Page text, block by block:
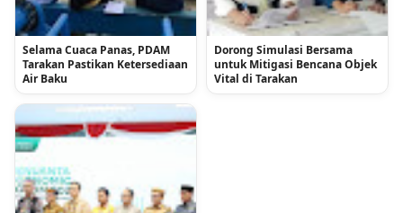
Selama Cuaca Panas, PDAM
Tarakan Pastikan Ketersediaan
Air Baku
Dorong Simulasi Bersama
untuk Mitigasi Bencana Objek
Vital di Tarakan